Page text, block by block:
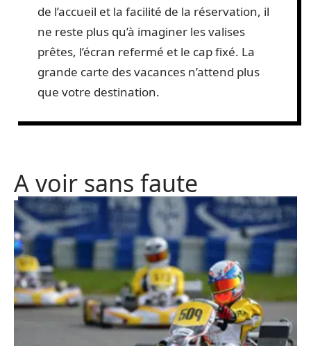
de l’accueil et la facilité de la réservation, il
ne reste plus qu’à imaginer les valises
prêtes, l’écran refermé et le cap fixé. La
grande carte des vacances n’attend plus
que votre destination.
A voir sans faute